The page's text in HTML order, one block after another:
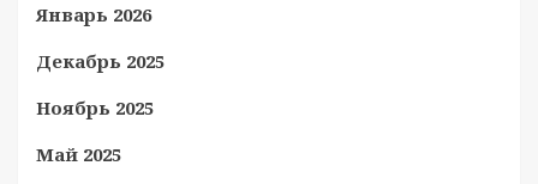
Январь 2026
Декабрь 2025
Ноябрь 2025
Май 2025